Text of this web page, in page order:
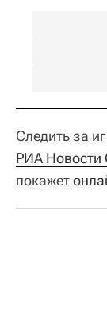
Следить за
РИА Новости
покажет